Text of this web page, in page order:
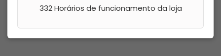
332 Horários de funcionamento da loja